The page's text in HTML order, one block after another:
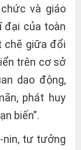
và giáo
đại của toàn
chẽ giữa đổi
trên cơ sở
dao động,
phát huy
biến”.
nin, tư tưởng